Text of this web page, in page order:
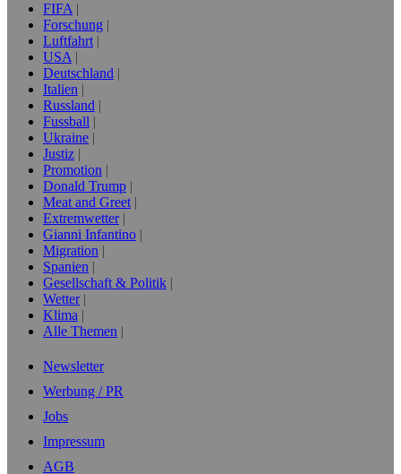
FIFA
Forschung
Luftfahrt
USA
Deutschland
Italien
Russland
Fussball
Ukraine
Justiz
Promotion
Donald Trump
Meat and Greet
Extremwetter
Gianni Infantino
Migration
Spanien
Gesellschaft & Politik
Wetter
Klima
Alle Themen
Newsletter
Werbung / PR
Jobs
Impressum
AGB